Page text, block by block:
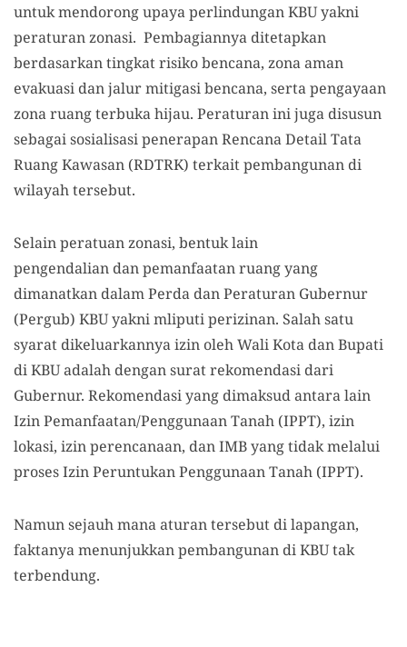
untuk mendorong upaya perlindungan KBU yakni
peraturan zonasi. Pembagiannya ditetapkan
berdasarkan tingkat risiko bencana, zona aman
evakuasi dan jalur mitigasi bencana, serta pengayaan
zona ruang terbuka hijau. Peraturan ini juga disusun
sebagai sosialisasi penerapan Rencana Detail Tata
Ruang Kawasan (RDTRK) terkait pembangunan di
wilayah tersebut.
Selain peratuan zonasi, bentuk lain
pengendalian dan pemanfaatan ruang yang
dimanatkan dalam Perda dan Peraturan Gubernur
(Pergub) KBU yakni mliputi perizinan. Salah satu
syarat dikeluarkannya izin oleh Wali Kota dan Bupati
di KBU adalah dengan surat rekomendasi dari
Gubernur. Rekomendasi yang dimaksud antara lain
Izin Pemanfaatan/Penggunaan Tanah (IPPT), izin
lokasi, izin perencanaan, dan IMB yang tidak melalui
proses Izin Peruntukan Penggunaan Tanah (IPPT).
Namun sejauh mana aturan tersebut di lapangan,
faktanya menunjukkan pembangunan di KBU tak
terbendung.